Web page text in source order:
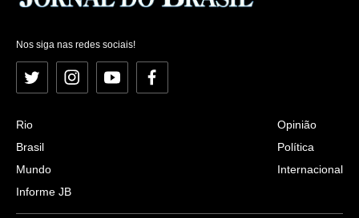
Nos siga nas redes sociais!
Twitter InstagramYouTubeFacebook
Rio
Brasil
Mundo
Informe JB
Opinião
Política
Internacional